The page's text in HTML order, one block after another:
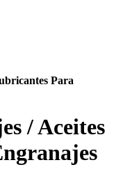
Para
/ Aceites